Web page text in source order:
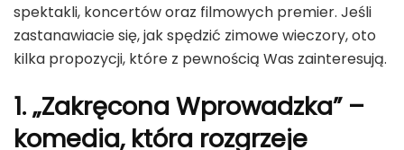
spektakli, koncertów oraz filmowych premier. Jeśli
zastanawiacie się, jak spędzić zimowe wieczory, oto
kilka propozycji, które z pewnością Was zainteresują.
1. „Zakręcona Wprowadzka” –
komedia, która rozgrzeje